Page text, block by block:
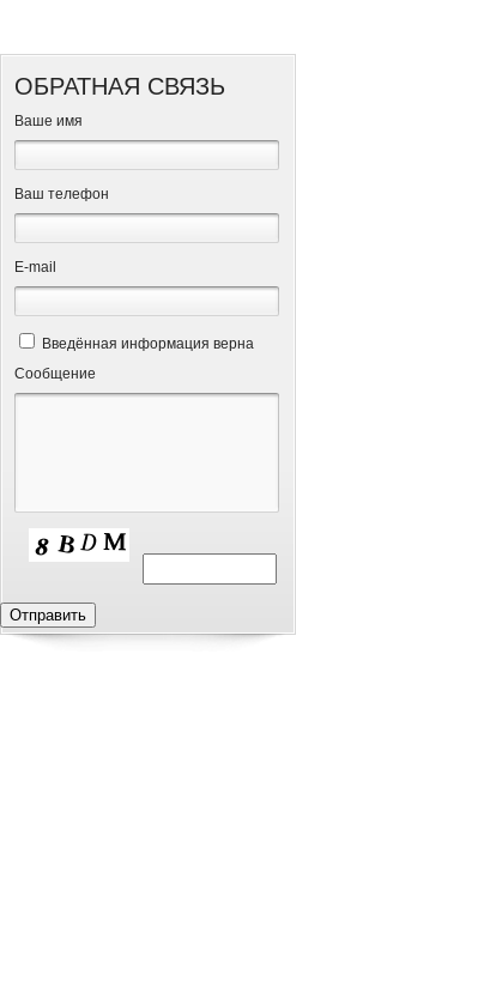
ОБРАТНАЯ СВЯЗЬ
Ваше имя
Ваш телефон
Е-mail
Введённая информация верна
Сообщение